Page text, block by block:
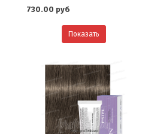
730.00 руб
Показать